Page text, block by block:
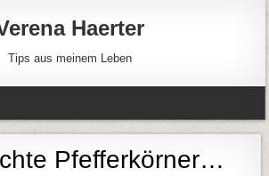
Haerter
Tips aus meinem Leben
Pfefferkörner…